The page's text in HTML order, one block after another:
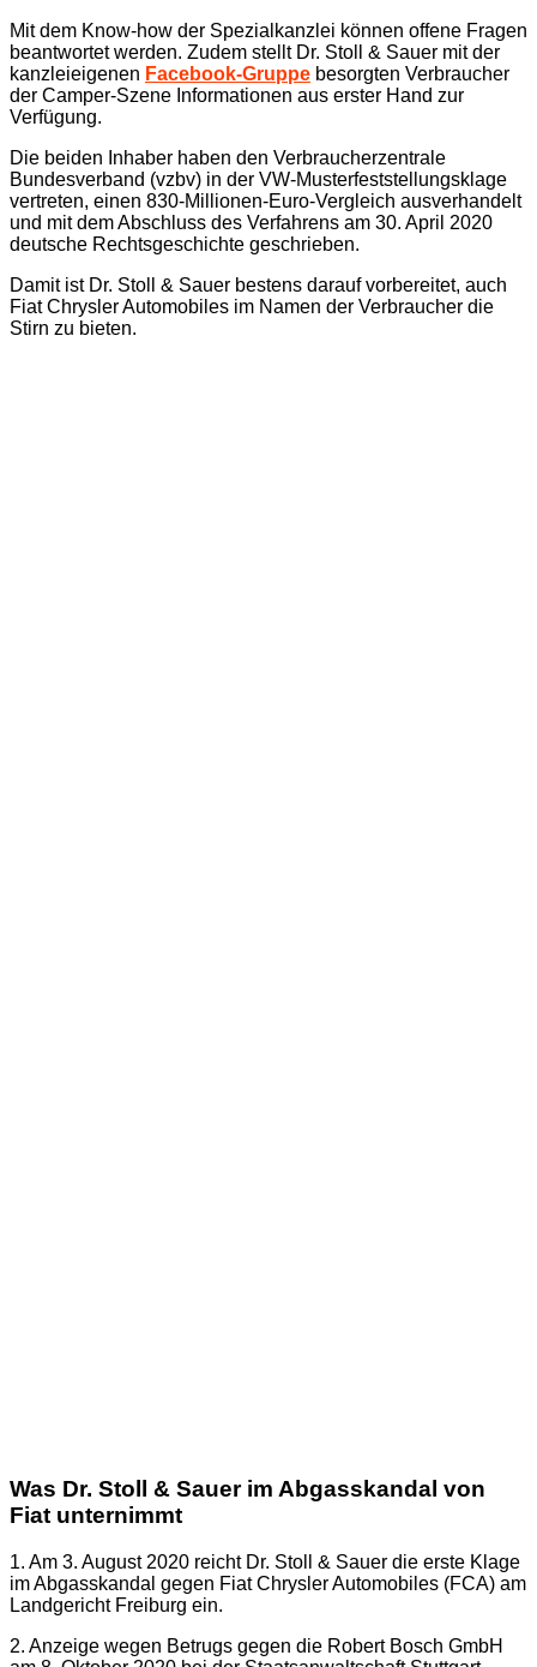
Mit dem Know-how der Spezialkanzlei können offene Fragen
beantwortet werden. Zudem stellt Dr. Stoll & Sauer mit der
kanzleieigenen Facebook-Gruppe besorgten Verbraucher
der Camper-Szene Informationen aus erster Hand zur
Verfügung.
Die beiden Inhaber haben den Verbraucherzentrale
Bundesverband (vzbv) in der VW-Musterfeststellungsklage
vertreten, einen 830-Millionen-Euro-Vergleich ausverhandelt
und mit dem Abschluss des Verfahrens am 30. April 2020
deutsche Rechtsgeschichte geschrieben.
Damit ist Dr. Stoll & Sauer bestens darauf vorbereitet, auch
Fiat Chrysler Automobiles im Namen der Verbraucher die
Stirn zu bieten.
Was Dr. Stoll & Sauer im Abgasskandal von
Fiat unternimmt
1. Am 3. August 2020 reicht Dr. Stoll & Sauer die erste Klage
im Abgasskandal gegen Fiat Chrysler Automobiles (FCA) am
Landgericht Freiburg ein.
2. Anzeige wegen Betrugs gegen die Robert Bosch GmbH